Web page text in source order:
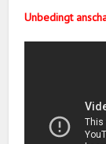
Unbedingt